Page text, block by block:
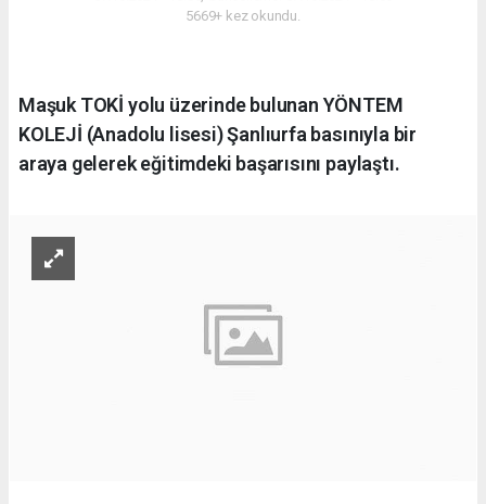
5669+ kez okundu.
Maşuk TOKİ yolu üzerinde bulunan YÖNTEM
KOLEJİ (Anadolu lisesi) Şanlıurfa basınıyla bir
araya gelerek eğitimdeki başarısını paylaştı.